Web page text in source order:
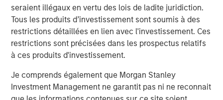
seraient illégaux en vertu des lois de ladite juridiction.
Tous les produits d’investissement sont soumis à des
restrictions détaillées en lien avec l'investissement. Ces
restrictions sont précisées dans les prospectus relatifs
à ces produits d'investissement.
Je comprends également que Morgan Stanley
Investment Management ne garantit pas ni ne reconnait
required announcement according to the German
Securities Acquisition and Takeover Act
Wertpapiererwerbs- und Übernahmegesetz – “WpÜG”) in
conjunction with Section 39 para. 2 sentence 3 no. 1
German Stock Exchange Act (Börsengesetz
The final terms and further provisions regarding the Offer
are disclosed in the offer document that has been